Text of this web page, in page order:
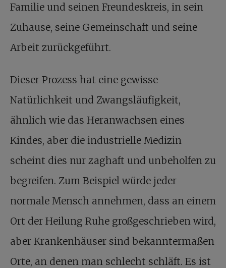
Familie und seinen Freundeskreis, in sein
Zuhause, seine Gemeinschaft und seine
Arbeit zurückgeführt.
Dieser Prozess hat eine gewisse
Natürlichkeit und Zwangsläufigkeit,
ähnlich wie das Heranwachsen eines
Kindes, aber die industrielle Medizin
scheint dies nur zaghaft und unbeholfen zu
begreifen. Zum Beispiel würde jeder
normale Mensch annehmen, dass an einem
Ort der Heilung Ruhe großgeschrieben wird,
aber Krankenhäuser sind bekanntermaßen
Orte, an denen man schlecht schläft. Es ist